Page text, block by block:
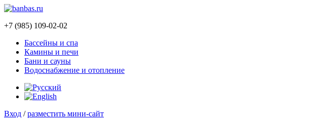
+7 (985) 109-02-02
Бассейны и спа
Камины и печи
Бани и сауны
Водоснабжение и отопление
Вход /разместить мини-сайт